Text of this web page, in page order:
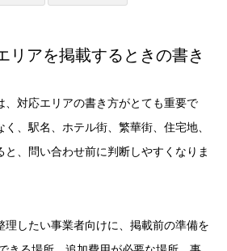
リアを掲載するときの書き
、対応エリアの書き方がとても重要で
、駅名、ホテル街、繁華街、住宅地、
と、問い合わせ前に判断しやすくなりま
理したい事業者向けに、掲載前の準備を